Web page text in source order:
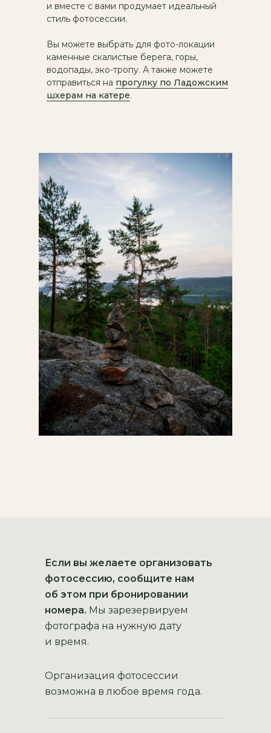
и вместе с вами продумает идеальный
стиль фотосессии.
Вы можете выбрать для фото-локации
каменные скалистые берега, горы,
водопады, эко-тропу. А также можете
отправиться на прогулку по Ладожским
шхерам на катере.
Если вы желаете организовать
фотосессию, сообщите нам
об этом при бронировании
номера. Мы зарезервируем
фотографа на нужную дату
и время.
Организация фотосессии
возможна в любое время года.